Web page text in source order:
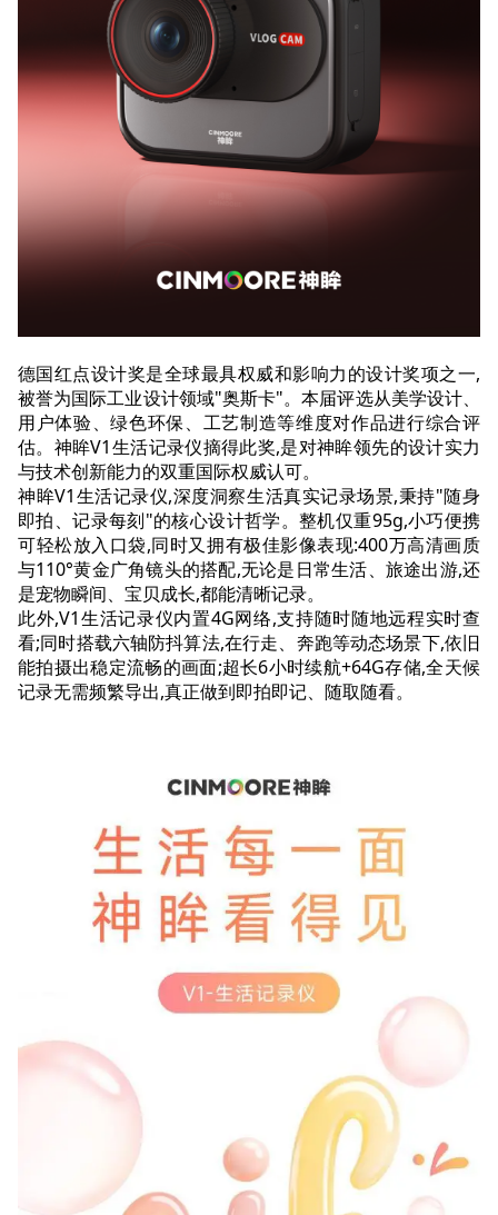
德国红点设计奖是全球最具权威和影响力的设计奖项之一,
被誉为国际工业设计领域"奥斯卡"。本届评选从美学设计、
用户体验、绿色环保、工艺制造等维度对作品进行综合评
估。神眸V1生活记录仪摘得此奖,是对神眸领先的设计实力
与技术创新能力的双重国际权威认可。
神眸V1生活记录仪,深度洞察生活真实记录场景,秉持"随身
即拍、记录每刻"的核心设计哲学。整机仅重95g,小巧便携
可轻松放入口袋,同时又拥有极佳影像表现:400万高清画质
与110°黄金广角镜头的搭配,无论是日常生活、旅途出游,还
是宠物瞬间、宝贝成长,都能清晰记录。
此外,V1生活记录仪内置4G网络,支持随时随地远程实时查
看;同时搭载六轴防抖算法,在行走、奔跑等动态场景下,依旧
能拍摄出稳定流畅的画面;超长6小时续航+64G存储,全天候
记录无需频繁导出,真正做到即拍即记、随取随看。